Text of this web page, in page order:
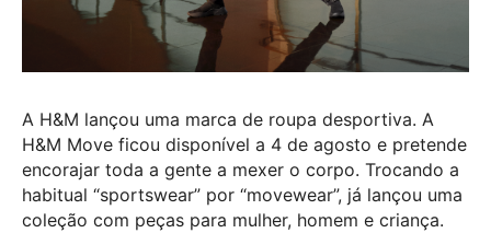
A H&M lançou uma marca de roupa desportiva. A
H&M Move ficou disponível a 4 de agosto e pretende
encorajar toda a gente a mexer o corpo. Trocando a
habitual “sportswear” por “movewear”, já lançou uma
coleção com peças para mulher, homem e criança.